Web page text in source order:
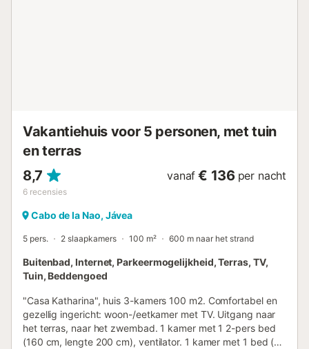
Vakantiehuis voor 5 personen, met tuin
en terras
8,7
6 recensies
vanaf € 136 per nacht
Cabo de la Nao, Jávea
5 pers. 2 slaapkamers 100 m² 600 m naar het strand
Buitenbad, Internet, Parkeermogelijkheid, Terras, TV,
Tuin, Beddengoed
"Casa Katharina", huis 3-kamers 100 m2. Comfortabel en
gezellig ingericht: woon-/eetkamer met TV. Uitgang naar
het terras, naar het zwembad. 1 kamer met 1 2-pers bed
(160 cm, lengte 200 cm), ventilator. 1 kamer met 1 bed (90